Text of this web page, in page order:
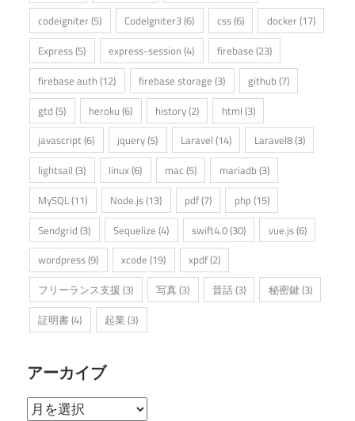
codeigniter (5) CodeIgniter3(6) css(6) docker (17)
Express(5) express-session (4) firebase (23)
firebase auth (12) firebase storage (3) github (7)
gtd (5) heroku (6) history(2) html (3)
javascript(6) jquery(5) Laravel (14) Laravel8(3)
lightsail (3) linux(6) mac (5) mariadb (3)
MySQL(11) Node.js(13) pdf(7) php(15)
Sendgrid (3) Sequelize (4) swift4.0(30) vue.js(6)
wordpress(9) xcode (19) xpdf(2)
フリーランス支援 (3) 写真(3) 昔話(3) 秘密鍵 (3)
証明書(4) 起業 (3)
アーカイブ
ア